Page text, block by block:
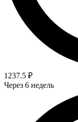
1237.5 ₽
Через 6 недель